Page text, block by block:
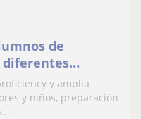
de
diferentes
y amplia
y niños, preparación